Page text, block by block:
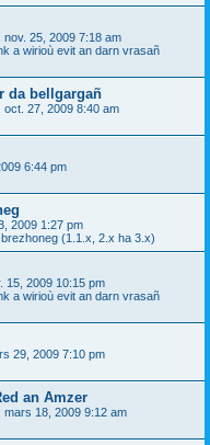
nov. 25, 2009 7:18 am
a wirioù evit an darn vrasañ
da bellgargañ
oct. 27, 2009 8:40 am
6:44 pm
2009 1:27 pm
(1.1.x, 2.x ha 3.x)
15, 2009 10:15 pm
a wirioù evit an darn vrasañ
29, 2009 7:10 pm
an Amzer
mars 18, 2009 9:12 am